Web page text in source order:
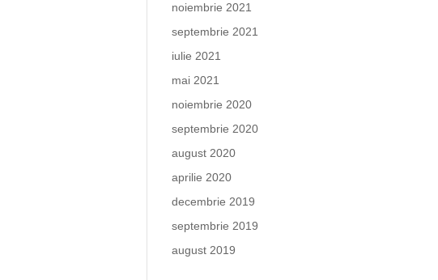
noiembrie 2021
septembrie 2021
iulie 2021
mai 2021
noiembrie 2020
septembrie 2020
august 2020
aprilie 2020
decembrie 2019
septembrie 2019
august 2019